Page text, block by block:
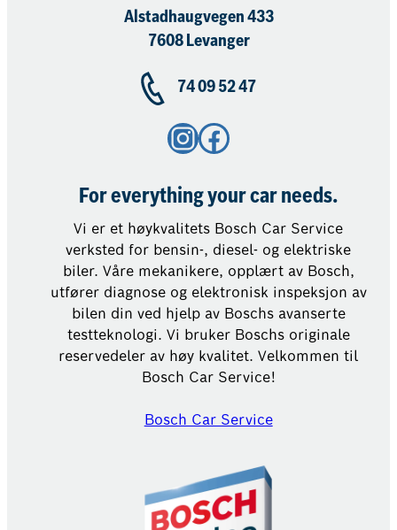
Alstadhaugvegen 433
7608 Levanger
74 09 52 47
Instagram Facebook
For everything your car needs.
Vi er et høykvalitets Bosch Car Service
verksted for bensin-, diesel- og elektriske
biler. Våre mekanikere, opplært av Bosch,
utfører diagnose og elektronisk inspeksjon av
bilen din ved hjelp av Boschs avanserte
testteknologi. Vi bruker Boschs originale
reservedeler av høy kvalitet. Velkommen til
Bosch Car Service!
Bosch Car Service